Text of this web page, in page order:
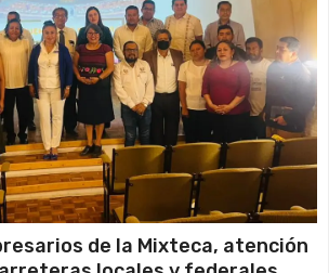
de la Mixteca, atención